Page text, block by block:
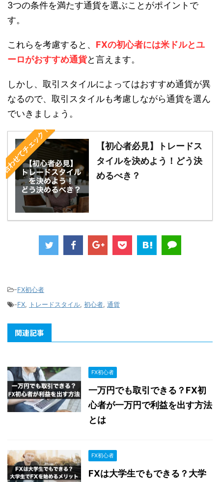
3つの条件を満たす通貨を選ぶことがポイントで
す。
これらを考慮すると、 FXの初心者には米ドルとユ
ーロがおすすめ通貨と言えます。
しかし、取引スタイルによってはおすすめ通貨が異
なるので、取引スタイルも考慮しながら通貨を選ん
でいきましょう。
合わせてチェック！
【初心者必見】トレードス
タイルを決めよう！どう決
めるべき？
-FX初心者
-FX, トレードスタイル, 初心者, 通貨
関連記事
FX初心者
一万円でも取引できる？FX初
心者が一万円で利益を出す方法
とは
FX初心者
FXは大学生でもできる？大学